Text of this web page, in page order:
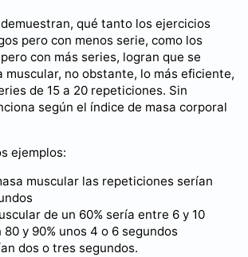
qué tanto los ejercicios
pero con menos serie, como los
con más series, logran que se
muscular, no obstante, lo más eficiente,
de 15 a 20 repeticiones. Sin
según el índice de masa corporal
ejemplos:
muscular las repeticiones serían
de un 60% sería entre 6 y 10
y 90% unos 4 o 6 segundos
dos o tres segundos.